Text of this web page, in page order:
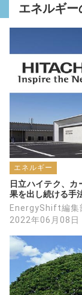
エネルギ
エネルギー
日立ハイテク、
果を出し続ける手
EnergyShift編集
2022年06月08日